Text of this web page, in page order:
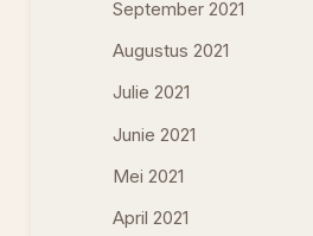
September 2021
Augustus 2021
Julie 2021
Junie 2021
Mei 2021
April 2021